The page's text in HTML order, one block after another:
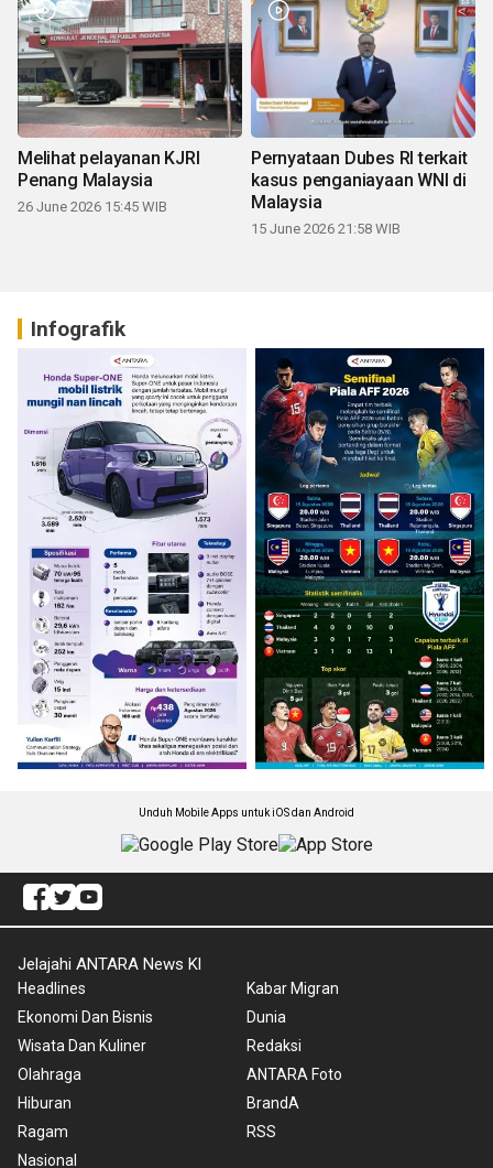
Melihat pelayanan KJRI
Penang Malaysia
26 June 2026 15:45 WIB
Pernyataan Dubes RI terkait
kasus penganiayaan WNI di
Malaysia
15 June 2026 21:58 WIB
Infografik
Unduh Mobile Apps untuk iOS dan Android
Jelajahi ANTARA News Kl
Headlines
Ekonomi Dan Bisnis
Wisata Dan Kuliner
Olahraga
Hiburan
Ragam
Nasional
Kabar Migran
Dunia
Redaksi
ANTARA Foto
BrandA
RSS